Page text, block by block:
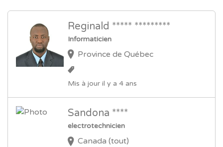
Reginald ***** *********
Informaticien
Province de Québec
Mis à jour il y a 4 ans
Sandona ****
electrotechnicien
Canada (tout)